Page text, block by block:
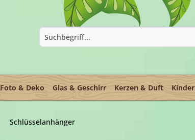
Foto & Deko Glas & Geschirr Kerzen & Duft Kinder
Schlüsselanhänger